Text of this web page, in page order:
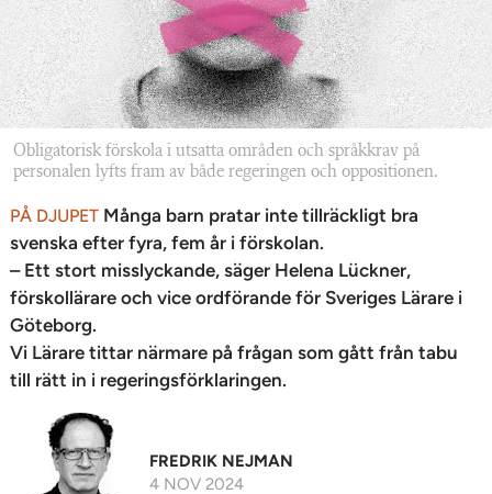
Obligatorisk förskola i utsatta områden och språkkrav på
personalen lyfts fram av både regeringen och oppositionen.
PÅ DJUPET Många barn pratar inte tillräckligt bra
svenska efter fyra, fem år i förskolan.
– Ett stort misslyckande, säger Helena Lückner,
förskollärare och vice ordförande för Sveriges Lärare i
Göteborg.
Vi Lärare tittar närmare på frågan som gått från tabu
till rätt in i regeringsförklaringen.
FREDRIK NEJMAN
4 NOV 2024